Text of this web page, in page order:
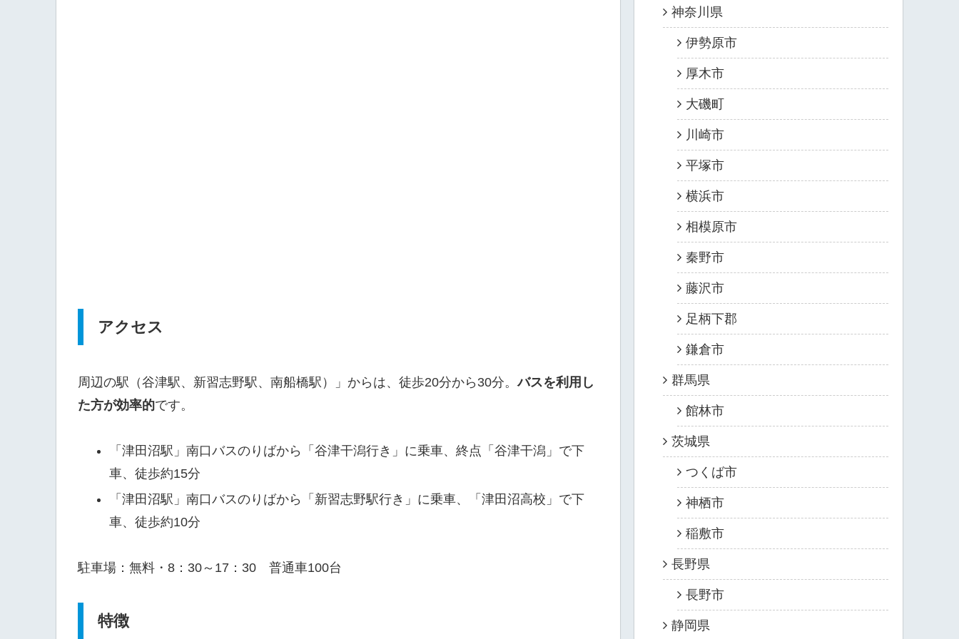
アクセス
周辺の駅（谷津駅、新習志野駅、南船橋駅）」からは、徒歩20分から30分。バスを利用し
た方が効率的です。
「津田沼駅」南口バスのりばから「谷津干潟行き」に乗車、終点「谷津干潟」で下
車、徒歩約15分
「津田沼駅」南口バスのりばから「新習志野駅行き」に乗車、「津田沼高校」で下
車、徒歩約10分
駐車場：無料・8：30～17：30 普通車100台
特徴
神奈川県
伊勢原市
厚木市
大磯町
川崎市
平塚市
横浜市
相模原市
秦野市
藤沢市
足柄下郡
鎌倉市
群馬県
館林市
茨城県
つくば市
神栖市
稲敷市
長野県
長野市
静岡県